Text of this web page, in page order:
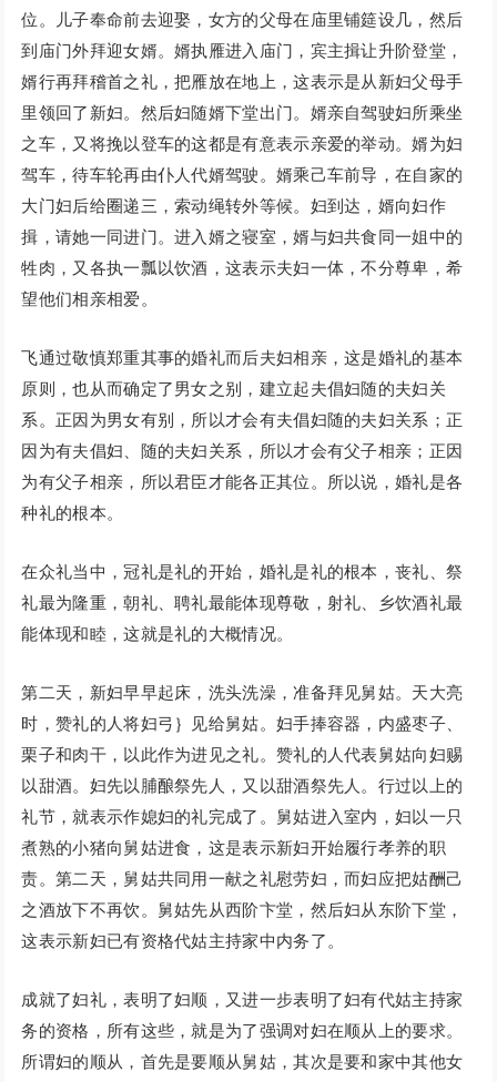
位。儿子奉命前去迎娶，女方的父母在庙里铺筵设几，然后
到庙门外拜迎女婿。婿执雁进入庙门，宾主揖让升阶登堂，
婿行再拜稽首之礼，把雁放在地上，这表示是从新妇父母手
里领回了新妇。然后妇随婿下堂出门。婿亲自驾驶妇所乘坐
之车，又将挽以登车的这都是有意表示亲爱的举动。婿为妇
驾车，待车轮再由仆人代婿驾驶。婿乘己车前导，在自家的
大门妇后给圈递三，索动绳转外等候。妇到达，婿向妇作
揖，请她一同进门。进入婿之寝室，婿与妇共食同一姐中的
牲肉，又各执一瓢以饮酒，这表示夫妇一体，不分尊卑，希
望他们相亲相爱。
飞通过敬慎郑重其事的婚礼而后夫妇相亲，这是婚礼的基本
原则，也从而确定了男女之别，建立起夫倡妇随的夫妇关
系。正因为男女有别，所以才会有夫倡妇随的夫妇关系；正
因为有夫倡妇、随的夫妇关系，所以才会有父子相亲；正因
为有父子相亲，所以君臣才能各正其位。所以说，婚礼是各
种礼的根本。
在众礼当中，冠礼是礼的开始，婚礼是礼的根本，丧礼、祭
礼最为隆重，朝礼、聘礼最能体现尊敬，射礼、乡饮酒礼最
能体现和睦，这就是礼的大概情况。
第二天，新妇早早起床，洗头洗澡，准备拜见舅姑。天大亮
时，赞礼的人将妇弓｝见给舅姑。妇手捧容器，内盛枣子、
栗子和肉干，以此作为进见之礼。赞礼的人代表舅姑向妇赐
以甜酒。妇先以脯酿祭先人，又以甜酒祭先人。行过以上的
礼节，就表示作媳妇的礼完成了。舅姑进入室内，妇以一只
煮熟的小猪向舅姑进食，这是表示新妇开始履行孝养的职
责。第二天，舅姑共同用一献之礼慰劳妇，而妇应把姑酬己
之酒放下不再饮。舅姑先从西阶卞堂，然后妇从东阶下堂，
这表示新妇已有资格代姑主持家中内务了。
成就了妇礼，表明了妇顺，又进一步表明了妇有代姑主持家
务的资格，所有这些，就是为了强调对妇在顺从上的要求。
所谓妇的顺从，首先是要顺从舅姑，其次是要和家中其他女